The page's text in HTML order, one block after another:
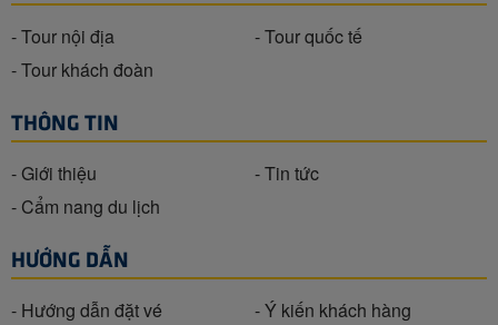
- Tour nội địa
- Tour quốc tế
- Tour khách đoàn
THÔNG TIN
- Giới thiệu
- Tin tức
- Cẩm nang du lịch
HƯỚNG DẪN
- Hướng dẫn đặt vé
- Ý kiến khách hàng